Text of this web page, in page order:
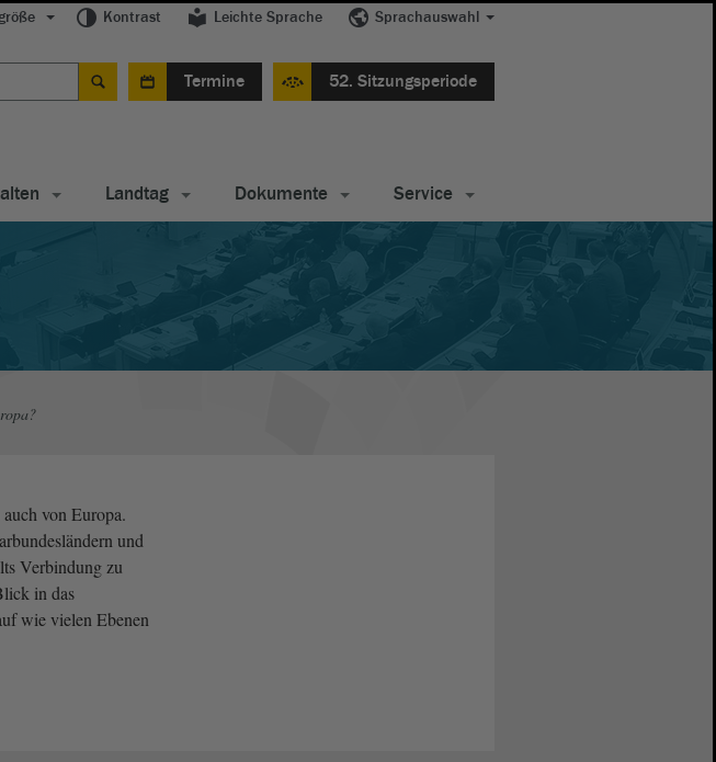
Kontrast Leichte Sprache Sprachauswahl
Termine 52. Sitzungsperiode
Landtag Dokumente Service
von Europa.
und
Verbindung zu
in das
wie vielen Ebenen